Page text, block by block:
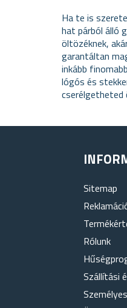
Ha te is
hat párból álló
öltözéknek,
garantáltan
inkább
lógós és
cserélgetheted
Sitemap
Rólunk
Szállítási